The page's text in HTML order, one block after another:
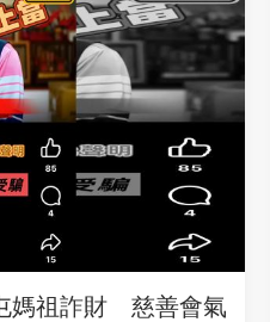
媽祖詐財 慈善會氣